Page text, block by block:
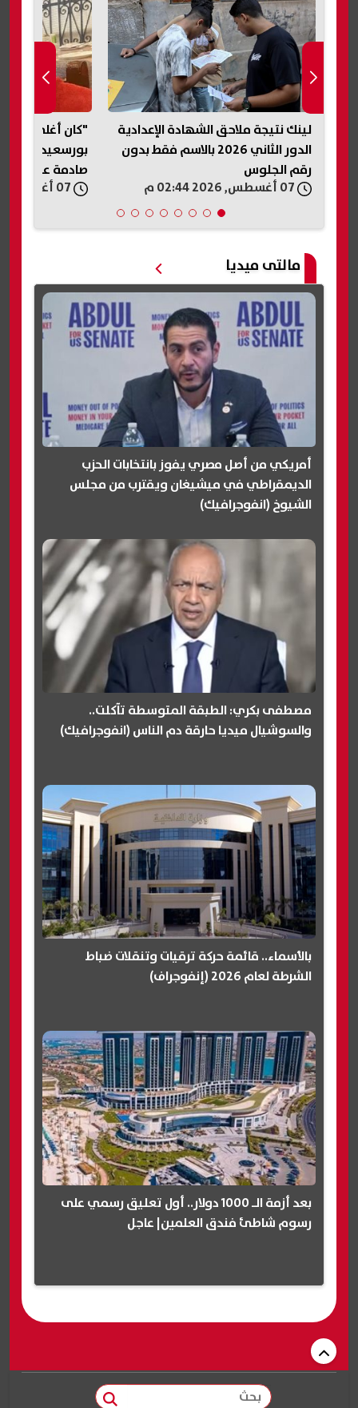
لينك نتيجة ملاحق الشهادة الإعدادية
الدور الثاني 2026 بالاسم فقط بدون
رقم الجلوس
"كان أغلى ما
بورسعيد
صادمة عن
إنهاء حياته
مالتى ميديا
أمريكي من أصل مصري يفوز بانتخابات الحزب
الديمقراطي في ميشيغان ويقترب من مجلس
الشيوخ (انفوجرافيك)
مصطفى بكري: الطبقة المتوسطة تآكلت..
والسوشيال ميديا حارقة دم الناس (انفوجرافيك)
بالأسماء.. قائمة حركة ترقيات وتنقلات ضباط
الشرطة لعام 2026 (إنفوجراف)
بعد أزمة الـ 1000 دولار.. أول تعليق رسمي على
رسوم شاطئ فندق العلمين| عاجل
بحث